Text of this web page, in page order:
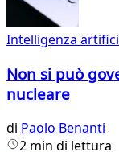
Intelligenza
Non si può
nucleare
di Paolo Benanti
2 min di lettura